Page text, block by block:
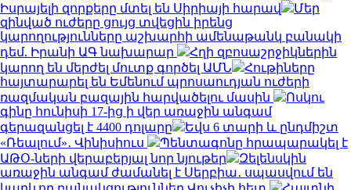
Իսրայելի զորքերը մտել են Սիրիայի հարավ
Մեր
զինված ուժերը ցույց տվեցին իրենց
կարողությունները աշխարհի ամենաթանկ բանակի
դեմ. Իրանի ԱԳ նախարար
Հղի զբոսաշրջիկներին
կարող են մերժել մուտք գործել ԱՄՆ
Հութիները
հայտարարել են Եմենում պրոսաուդյան ուժերի
ռազմական բազային հարվածելու մասին
Ոսկու
գինը հունիսի 17-ից ի վեր առաջին անգամ
գերազանցել է 4400 դոլարը
Եվս 6 տարի և ընդմիշտ
«Ռեալում»․ Վինիսիուս
Պենտագոնը հրապարակել է
ԱԹՕ-ների վերաբերյալ նոր նյութեր
Զելենսկին
առաջին անգամ ժամանել է Սերբիա․ սպասվում են